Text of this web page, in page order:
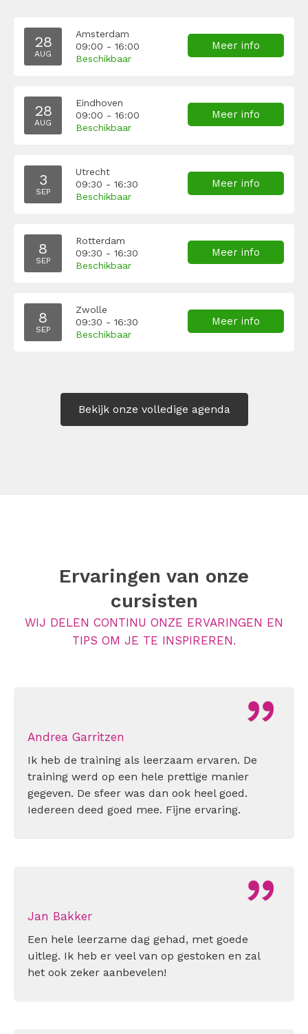
28
AUG
Amsterdam
09:00 - 16:00
Beschikbaar
Meer info
28
AUG
Eindhoven
09:00 - 16:00
Beschikbaar
Meer info
3
SEP
Utrecht
09:30 - 16:30
Beschikbaar
Meer info
8
SEP
Rotterdam
09:30 - 16:30
Beschikbaar
Meer info
8
SEP
Zwolle
09:30 - 16:30
Beschikbaar
Meer info
Bekijk onze volledige agenda
Ervaringen van onze
cursisten
WIJ DELEN CONTINU ONZE ERVARINGEN EN
TIPS OM JE TE INSPIREREN.
Andrea Garritzen
Ik heb de training als leerzaam ervaren. De
training werd op een hele prettige manier
gegeven. De sfeer was dan ook heel goed.
Iedereen deed goed mee. Fijne ervaring.
Jan Bakker
Een hele leerzame dag gehad, met goede
uitleg. Ik heb er veel van op gestoken en zal
het ook zeker aanbevelen!